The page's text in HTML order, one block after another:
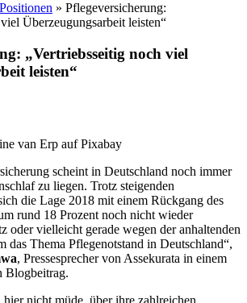
» Pflegeversicherung:
Überzeugungsarbeit leisten“
„Vertriebsseitig noch viel
leisten“
van Erp auf Pixabay
scheint in Deutschland noch immer
zu liegen. Trotz steigenden
die Lage 2018 mit einem Rückgang des
rund 18 Prozent noch nicht wieder
oder vielleicht gerade wegen der anhaltenden
das Thema Pflegenotstand in Deutschland“,
, Pressesprecher von Assekurata in einem
Blogbeitrag.